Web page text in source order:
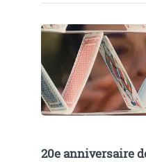
20e anniversaire